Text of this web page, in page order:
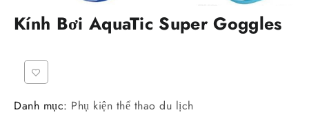
Kính Bơi AquaTic Super Goggles
Danh mục: Phụ kiện thể thao du lịch